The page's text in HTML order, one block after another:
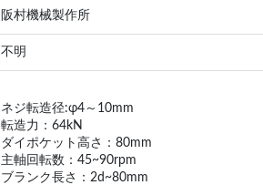
阪村機械製作所
不明
ネジ転造径:φ4～10mm
転造力：64kN
ダイポケット高さ：80mm
主軸回転数：45~90rpm
ブランク長さ：2d~80mm